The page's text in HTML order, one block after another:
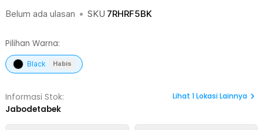
Belum ada ulasan • SKU 7RHRF5BK
Pilihan Warna:
Black Habis
Informasi Stok:
Jabodetabek
Lihat 1Lokasi Lainnya